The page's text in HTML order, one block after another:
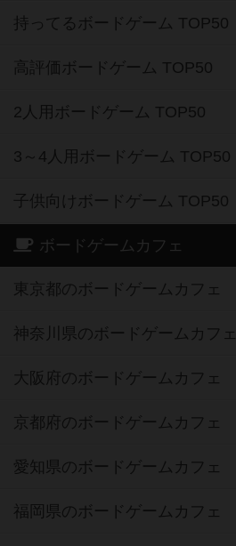
持ってるボードゲーム TOP50
高評価ボードゲーム TOP50
2人用ボードゲーム TOP50
3～4人用ボードゲーム TOP50
子供向けボードゲーム TOP50
ボードゲームカフェ
東京都のボードゲームカフェ
神奈川県のボードゲームカフェ
大阪府のボードゲームカフェ
京都府のボードゲームカフェ
愛知県のボードゲームカフェ
福岡県のボードゲームカフェ